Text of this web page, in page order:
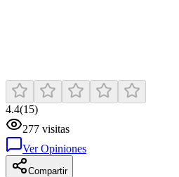
4.4(15)
277 visitas
Ver Opiniones
Compartir